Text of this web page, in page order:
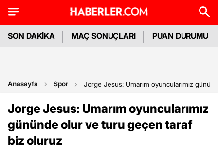
SON DAKİKA MAÇ SONUÇLARI PUAN DURUMU
Anasayfa Spor Jorge Jesus: Umarım oyuncularımız
Jorge Jesus: Umarım oyuncularımız
gününde olur ve turu geçen taraf
biz oluruz